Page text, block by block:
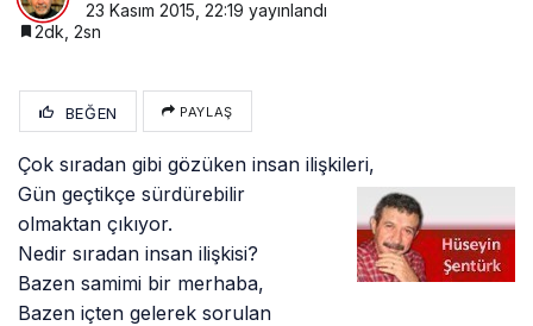
23 Kasım 2015, 22:19 yayınlandı
2dk, 2sn
BEĞEN PAYLAŞ
Çok sıradan gibi gözüken insan ilişkileri,
Gün geçtikçe sürdürebilir
olmaktan çıkıyor.
Nedir sıradan insan ilişkisi?
Bazen samimi bir merhaba,
Bazen içten gelerek sorulan